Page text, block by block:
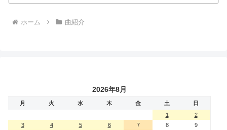
ホーム 曲紹介
2026年8月
月 火 水 木 金 土
日
1
2
3
4 5 6 7 8
9